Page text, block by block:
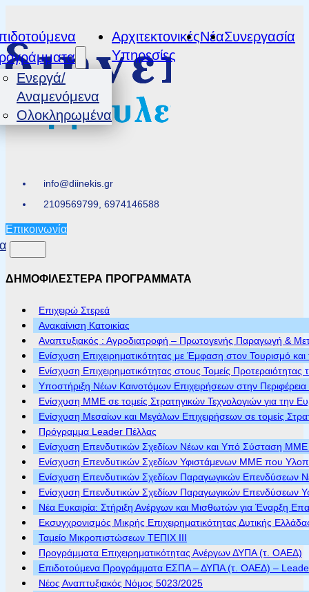
info@diinekis.gr
2109569799, 6974146588
Επικοινωνία
Ενεργά/
Αναμενόμενα
Ολοκληρωμένα
Αρχιτεκτονικές
Υπηρεσίες
ΝέαΣυνεργασία
ΔΗΜΟΦΙΛΕΣΤΕΡΑ ΠΡΟΓΡΑΜΜΑΤΑ
Επιχειρώ Στερεά
Ανακαίνιση Κατοικίας
Αναπτυξιακός : Αγροδιατροφή – Πρωτογενής Παραγωγή &
Ενίσχυση Επιχειρηματικότητας με Έμφαση στον Τουρισμό
Ενίσχυση Επιχειρηματικότητας στους Τομείς Προτεραιότητας
Υποστήριξη Νέων Καινοτόμων Επιχειρήσεων στην
Ενίσχυση ΜΜΕ σε τομείς Στρατηγικών Τεχνολογιών για την
Ενίσχυση Μεσαίων και Μεγάλων Επιχειρήσεων σε τομείς
Πρόγραμμα Leader Πέλλας
Ενίσχυση Επενδυτικών Σχεδίων Νέων και Υπό Σύσταση ΜΜΕ
Ενίσχυση Επενδυτικών Σχεδίων Υφιστάμενων ΜΜΕ που
Ενίσχυση Επενδυτικών Σχεδίων Παραγωγικών Επενδύσεων
Ενίσχυση Επενδυτικών Σχεδίων Παραγωγικών Επενδύσεων
Νέα Ευκαιρία: Στήριξη Ανέργων και Μισθωτών για Έναρξη
Εκσυγχρονισμός Μικρής Επιχειρηματικότητας Δυτικής
Ταμείο Μικροπιστώσεων ΤΕΠΙΧ ΙΙΙ
Προγράμματα Επιχειρηματικότητας Ανέργων ΔΥΠΑ (τ. ΟΑΕΔ)
Επιδοτούμενα Προγράμματα ΕΣΠΑ – ΔΥΠΑ (τ. ΟΑΕΔ) – Leader
Νέος Αναπτυξιακός Νόμος 5023/2025